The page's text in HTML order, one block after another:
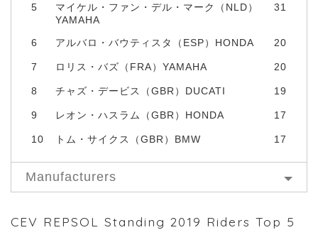
5
マイケル・ファン・デル・マーク（NLD）
YAMAHA
31
6 アルバロ・バウティスタ（ESP）HONDA 20
7 ロリス・バズ（FRA）YAMAHA 20
8 チャズ・デービス（GBR）DUCATI 19
9 レオン・ハスラム（GBR）HONDA 17
10 トム・サイクス（GBR）BMW 17
Manufacturers
CEV REPSOL Standing 2019 Riders Top 5